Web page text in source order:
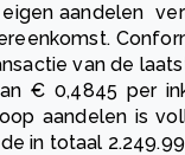
aandelen
van de
€ 0,4845 per
aandelen is
in totaal